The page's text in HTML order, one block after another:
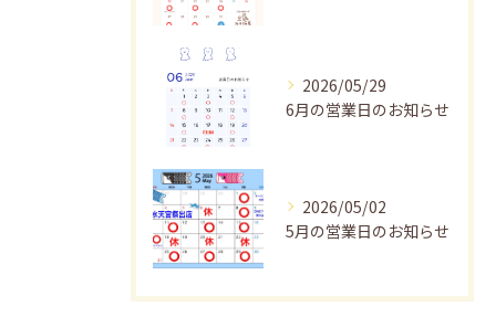
2026/05/29
6月の営業日のお知らせ
2026/05/02
5月の営業日のお知らせ
LINE登録はこちら